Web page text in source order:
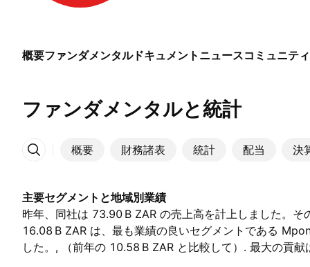
概要ファンダメンタルドキュメント ニュースコミュニティ
ファンダメンタルと統計
概要 財務諸表 統計 配当 決
その他
主要セグメントと地域別業績
昨年、同社は ‪73.90 B‬ ZAR の売上高を計上しました。そ
‪16.08 B‬ ZAR は、最も業績の良いセグメントである
した。, （前年の ‪10.58 B‬ ZAR と比較して）. 最大の貢